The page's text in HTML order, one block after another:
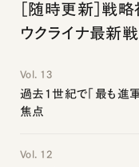
［随時更新］戦
ウクライナ最新
Vol. 13
過去1世紀で「最も進
焦点
Vol. 12